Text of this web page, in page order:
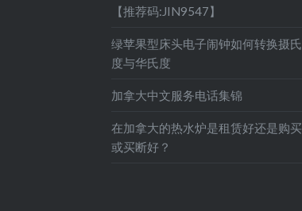
【推荐码:JIN9547】
绿苹果型床头电子闹钟如何转换摄氏
度与华氏度
加拿大中文服务电话集锦
在加拿大的热水炉是租赁好还是购买
或买断好？